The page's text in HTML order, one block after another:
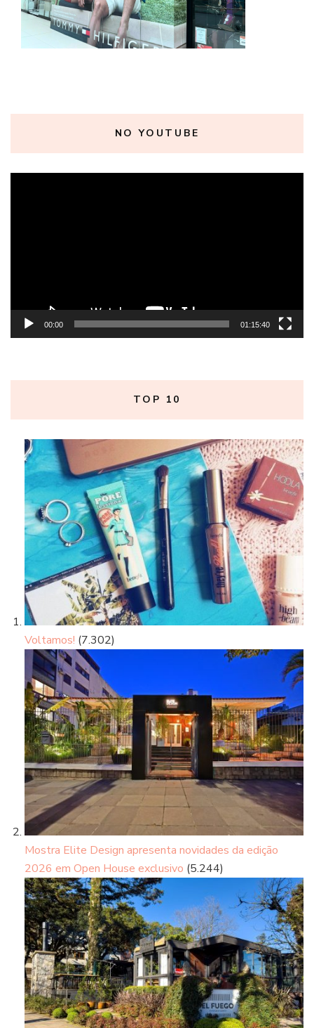
NO YOUTUBE
00:00 01:15:40
TOP 10
Voltamos! (7.302)
Mostra Elite Design apresenta novidades da edição
2026 em Open House exclusivo (5.244)